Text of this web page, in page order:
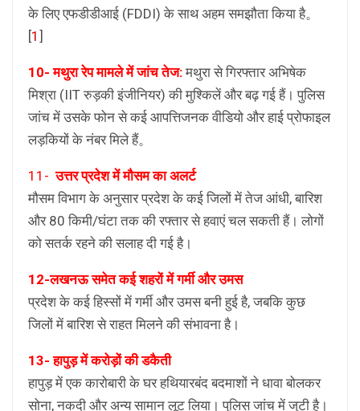
के लिए एफडीडीआई (FDDI) के साथ अहम समझौता किया है。
[1 ]
10- मथुरा रेप मामले में जांच तेज:मथुरा से गिरफ्तार अभिषेक
मिश्रा (IIT रुड़की इंजीनियर) की मुश्किलें और बढ़ गई हैं। पुलिस
जांच में उसके फोन से कई आपत्तिजनक वीडियो और हाई प्रोफाइल
लड़कियों के नंबर मिले हैं。
11-उत्तर प्रदेश में मौसम का अलर्ट
मौसम विभाग के अनुसार प्रदेश के कई जिलों में तेज आंधी, बारिश
और 80 किमी/घंटा तक की रफ्तार से हवाएं चल सकती हैं। लोगों
को सतर्क रहने की सलाह दी गई है।
12-लखनऊ समेत कई शहरों में गर्मी और उमस
प्रदेश के कई हिस्सों में गर्मी और उमस बनी हुई है, जबकि कुछ
जिलों में बारिश से राहत मिलने की संभावना है।
13- हापुड़ में करोड़ों की डकैती
हापुड़ में एक कारोबारी के घर हथियारबंद बदमाशों ने धावा बोलकर
सोना, नकदी और अन्य सामान लूट लिया। पुलिस जांच में जुटी है।